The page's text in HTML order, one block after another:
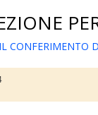
CONFERIMENTO